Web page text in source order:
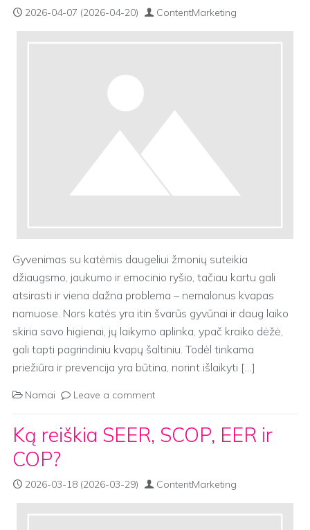
2026-04-07 (2026-04-20) ContentMarketing
Gyvenimas su katėmis daugeliui žmonių suteikia
džiaugsmo, jaukumo ir emocinio ryšio, tačiau kartu gali
atsirasti ir viena dažna problema – nemalonus kvapas
namuose. Nors katės yra itin švarūs gyvūnai ir daug laiko
skiria savo higienai, jų laikymo aplinka, ypač kraiko dėžė,
gali tapti pagrindiniu kvapų šaltiniu. Todėl tinkama
priežiūra ir prevencija yra būtina, norint išlaikyti […]
Namai Leave a comment
Ką reiškia SEER, SCOP, EER ir
COP?
2026-03-18 (2026-03-29) ContentMarketing